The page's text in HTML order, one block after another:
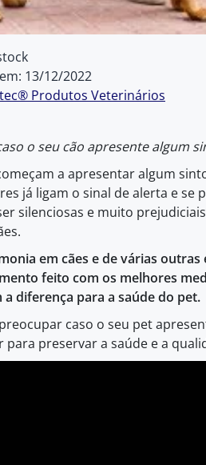
13/12/2022
Produtos Veterinários
o seu cão apresente algum
a apresentar algum
já ligam o sinal de alerta e se
silenciosas e muito
em cães e de várias
feito com os melhores
diferença para a saúde do pet.
caso o seu pet
para preservar a saúde e a